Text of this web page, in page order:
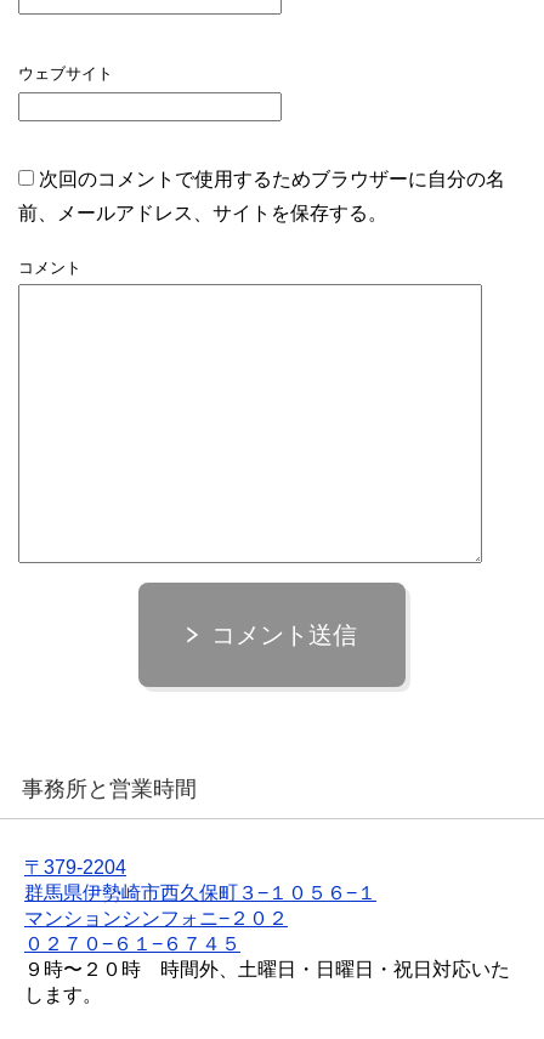
ウェブサイト
次回のコメントで使用するためブラウザーに自分の名
前、メールアドレス、サイトを保存する。
コメント
コメント送信
事務所と営業時間
〒379-2204
群馬県伊勢崎市西久保町３−１０５６−１
マンションシンフォニ−２０２
０２７０−６１−６７４５
９時〜２０時 時間外、土曜日・日曜日・祝日対応いた
します。